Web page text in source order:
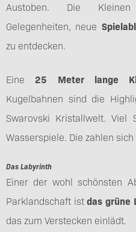
Austoben. Die Kleinen
Gelegenheiten, neue
zu entdecken.
Eine25 Meter lange
Kugelbahnen sind die
Swarovski Kristallwelt. Viel
Wasserspiele. Die zahlen
Das Labyrinth
Einer der wohl schönsten
Parklandschaft istdas grüne
das zum Verstecken einlädt.